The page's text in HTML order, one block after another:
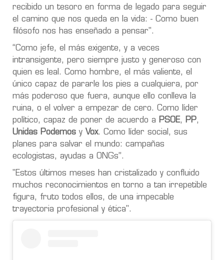
recibido un tesoro en forma de legado para seguir
el camino que nos queda en la vida: - Como buen
filósofo nos has enseñado a pensar".
“Como jefe, el más exigente, y a veces
intransigente, pero siempre justo y generoso con
quien es leal. Como hombre, el más valiente, el
único capaz de pararle los pies a cualquiera, por
más poderoso que fuera, aunque ello conlleva la
ruina, o el volver a empezar de cero. Como líder
político, capaz de poner de acuerdo a PSOE, PP,
Unidas Podemos y Vox. Como líder social, sus
planes para salvar el mundo: campañas
ecologistas, ayudas a ONGs”.
"Estos últimos meses han cristalizado y confluido
muchos reconocimientos en torno a tan irrepetible
figura, fruto todos ellos, de una impecable
trayectoria profesional y ética".